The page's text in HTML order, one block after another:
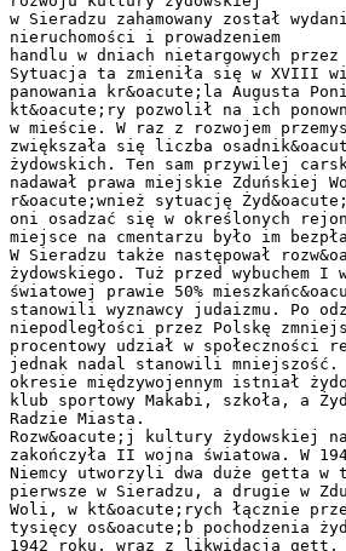
w Sieradzu zahamowany został
nieruchomości i prowadzeniem
handlu w dniach nietargowych przez
Sytuacja ta zmieniła się w XVIII
panowania kr&oacute;la Augusta
kt&oacute;ry pozwolił na ich
w mieście. W raz z rozwojem
zwiększała się liczba
żydowskich. Ten sam przywilej
nadawał prawa miejskie Zduńskiej
r&oacute;wnież sytuację
oni osadzać się w określonych
miejsce na cmentarzu było im
W Sieradzu także następował
żydowskiego. Tuż przed wybuchem I
światowej prawie 50%
stanowili wyznawcy judaizmu. Po
niepodległości przez Polskę
procentowy udział w społeczności
jednak nadal stanowili mniejszość.
okresie międzywojennym istniał
klub sportowy Makabi, szkoła, a
Radzie Miasta.
Rozw&oacute;j kultury żydowskiej
zakończyła II wojna światowa. W
Niemcy utworzyli dwa duże getta w
pierwsze w Sieradzu, a drugie w
Woli, w kt&oacute;rych łącznie
tysięcy os&oacute;b pochodzenia
1942 roku, wraz z likwidacją